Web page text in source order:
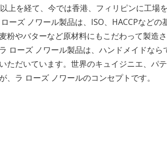
上を経て、今では香港、フィリピンに工場
ーズ ノワール製品は、ISO、HACCPなどの
粉やバターなど原材料にもこだわって製造
ローズ ノワール製品は、ハンドメイドなら
ただいています。世界のキュイジニエ、パ
ラ ローズ ノワールのコンセプトです。